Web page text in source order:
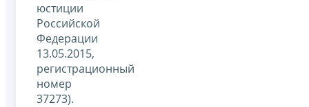
юстиции
Российской
Федерации
13.05.2015,
регистрационный
номер
37273).